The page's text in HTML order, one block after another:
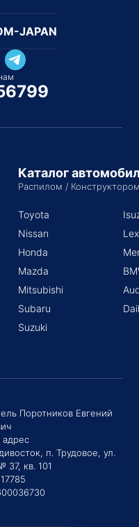
JAPAN
Каталог
Распилом /
Toyota
Nissan
Honda
Mazda
Mitsubishi
Subaru
Suzuki
Поротников Евгений
п. Трудовое, ул.
кв. 101